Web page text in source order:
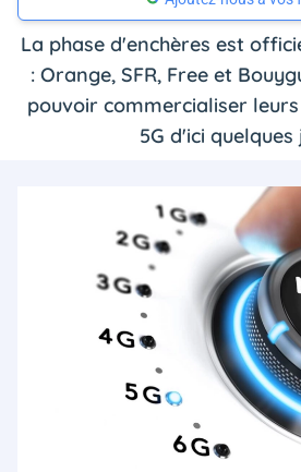
La phase d'enchères est
: Orange, SFR, Free et
pouvoir commercialiser
5G d'ici quelques